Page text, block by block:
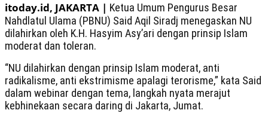
itoday.id, JAKARTA | Ketua Umum Pengurus Besar
Nahdlatul Ulama (PBNU) Said Aqil Siradj menegaskan NU
dilahirkan oleh K.H. Hasyim Asy’ari dengan prinsip Islam
moderat dan toleran.
“NU dilahirkan dengan prinsip Islam moderat, anti
radikalisme, anti ekstrimisme apalagi terorisme,” kata Said
dalam webinar dengan tema, langkah nyata merajut
kebhinekaan secara daring di Jakarta, Jumat.